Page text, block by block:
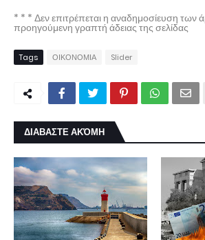
* * * Δεν επιτρέπεται η αναδημοσίευση των
προηγούμενη γραπτή άδειας της σελίδας
Tags ΟΙΚΟΝΟΜΙΑ Slider
ΔΙΑΒΑΣΤΕ ΑΚΌΜΗ